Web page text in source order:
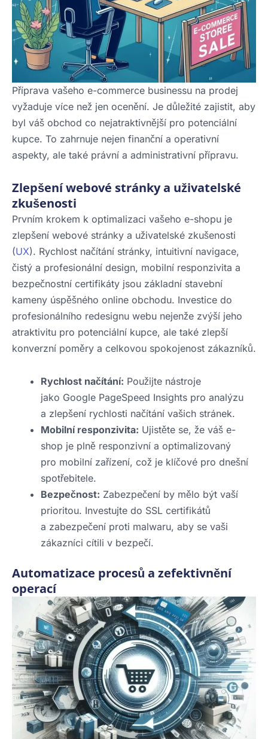
Příprava vašeho e-commerce businessu na prodej
vyžaduje více než jen ocenění. Je důležité zajistit, aby
byl váš obchod co nejatraktivnější pro potenciální
kupce. To zahrnuje nejen finanční a operativní
aspekty, ale také právní a administrativní přípravu.
Zlepšení webové stránky a uživatelské
zkušenosti
Prvním krokem k optimalizaci vašeho e-shopu je
zlepšení webové stránky a uživatelské zkušenosti
(UX). Rychlost načítání stránky, intuitivní navigace,
čistý a profesionální design, mobilní responzivita a
bezpečnostní certifikáty jsou základní stavební
kameny úspěšného online obchodu. Investice do
profesionálního redesignu webu nejenže zvýší jeho
atraktivitu pro potenciální kupce, ale také zlepší
konverzní poměry a celkovou spokojenost zákazníků.
Rychlost načítání: Použijte nástroje
jako Google PageSpeed Insights pro analýzu
a zlepšení rychlosti načítání vašich stránek.
Mobilní responzivita: Ujistěte se, že váš e-
shop je plně responzivní a optimalizovaný
pro mobilní zařízení, což je klíčové pro dnešní
spotřebitele.
Bezpečnost: Zabezpečení by mělo být vaší
prioritou. Investujte do SSL certifikátů
a zabezpečení proti malwaru, aby se vaši
zákazníci cítili v bezpečí.
Automatizace procesů a zefektivnění
operací